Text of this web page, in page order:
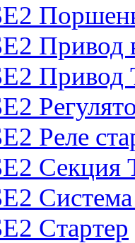
Привод
Реле
Стартер